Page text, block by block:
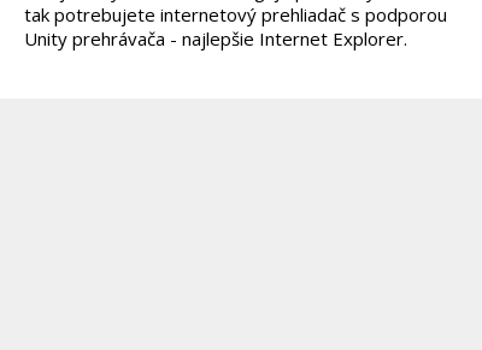
tak potrebujete internetový prehliadač s podporou
Unity prehrávača - najlepšie Internet Explorer.